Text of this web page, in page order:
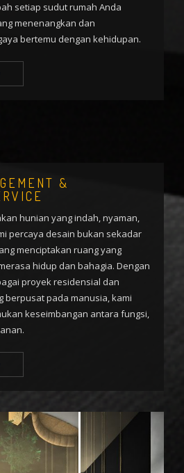
setiap sudut rumah Anda
menenangkan dan
bertemu dengan kehidupan.
&
hunian yang indah, nyaman,
percaya desain bukan sekadar
menciptakan ruang yang
hidup dan bahagia. Dengan
proyek residensial dan
berpusat pada manusia, kami
keseimbangan antara fungsi,